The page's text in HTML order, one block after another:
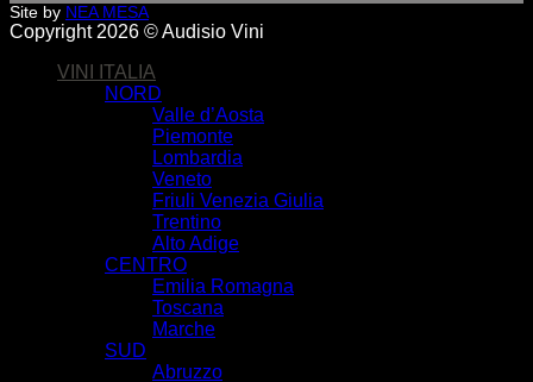
Site by NEA MESA
Copyright 2026 © Audisio Vini
VINI ITALIA
NORD
Valle d’Aosta
Piemonte
Lombardia
Veneto
Friuli Venezia Giulia
Trentino
Alto Adige
CENTRO
Emilia Romagna
Toscana
Marche
SUD
Abruzzo